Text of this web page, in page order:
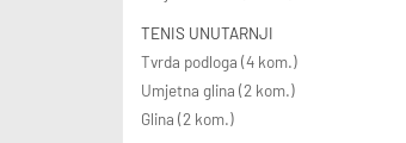
baner) som kan bookes
• Et moderne klubbhus med 2 innendørs
padelbaner, garderober, toaletter, kafé
og oppholdsrom
• i sommerhalvåret har vi 7 flotte
grusbaner for tennis
TENIS UNUTARNJI
Tvrda podloga (4 kom.)
Umjetna glina (2 kom.)
Glina (2 kom.)